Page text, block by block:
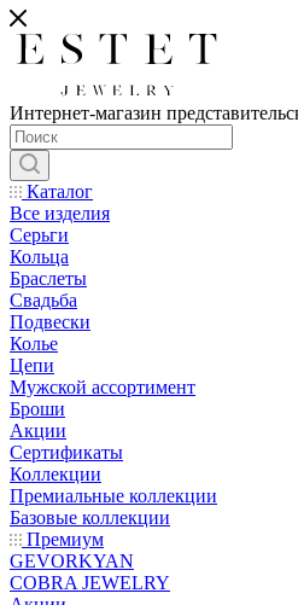
Интернет-магазин
Каталог
Все изделия
Серьги
Кольца
Браслеты
Свадьба
Подвески
Колье
Цепи
Мужской ассортимент
Броши
Акции
Сертификаты
Коллекции
Премиальные коллекции
Базовые коллекции
Премиум
GEVORKYAN
COBRA JEWELRY